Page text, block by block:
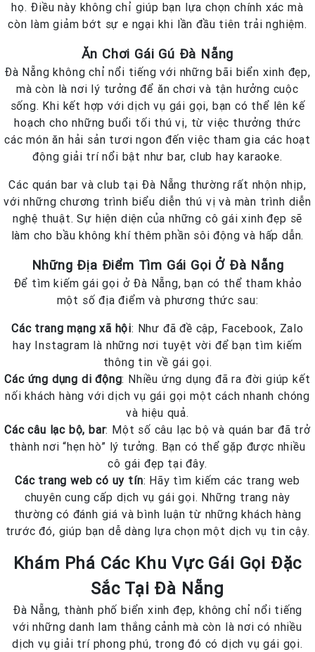
họ. Điều này không chỉ giúp bạn lựa chọn chính xác mà
còn làm giảm bớt sự e ngại khi lần đầu tiên trải nghiệm.
Ăn Chơi Gái Gú Đà Nẵng
Đà Nẵng không chỉ nổi tiếng với những bãi biển xinh đẹp,
mà còn là nơi lý tưởng để ăn chơi và tận hưởng cuộc
sống. Khi kết hợp với dịch vụ gái gọi, bạn có thể lên kế
hoạch cho những buổi tối thú vị, từ việc thưởng thức
các món ăn hải sản tươi ngon đến việc tham gia các hoạt
động giải trí nổi bật như bar, club hay karaoke.
Các quán bar và club tại Đà Nẵng thường rất nhộn nhịp,
với những chương trình biểu diễn thú vị và màn trình diễn
nghệ thuật. Sự hiện diện của những cô gái xinh đẹp sẽ
làm cho bầu không khí thêm phần sôi động và hấp dẫn.
Những Địa Điểm Tìm Gái Gọi Ở Đà Nẵng
Để tìm kiếm gái gọi ở Đà Nẵng, bạn có thể tham khảo
một số địa điểm và phương thức sau:
Các trang mạng xã hội: Như đã đề cập, Facebook, Zalo
hay Instagram là những nơi tuyệt vời để bạn tìm kiếm
thông tin về gái gọi.
Các ứng dụng di động: Nhiều ứng dụng đã ra đời giúp kết
nối khách hàng với dịch vụ gái gọi một cách nhanh chóng
và hiệu quả.
Các câu lạc bộ, bar: Một số câu lạc bộ và quán bar đã trở
thành nơi “hẹn hò” lý tưởng. Bạn có thể gặp được nhiều
cô gái đẹp tại đây.
Các trang web có uy tín: Hãy tìm kiếm các trang web
chuyên cung cấp dịch vụ gái gọi. Những trang này
thường có đánh giá và bình luận từ những khách hàng
trước đó, giúp bạn dễ dàng lựa chọn một dịch vụ tin cậy.
Khám Phá Các Khu Vực Gái Gọi Đặc
Sắc Tại Đà Nẵng
Đà Nẵng, thành phố biển xinh đẹp, không chỉ nổi tiếng
với những danh lam thắng cảnh mà còn là nơi có nhiều
dịch vụ giải trí phong phú, trong đó có dịch vụ gái gọi.